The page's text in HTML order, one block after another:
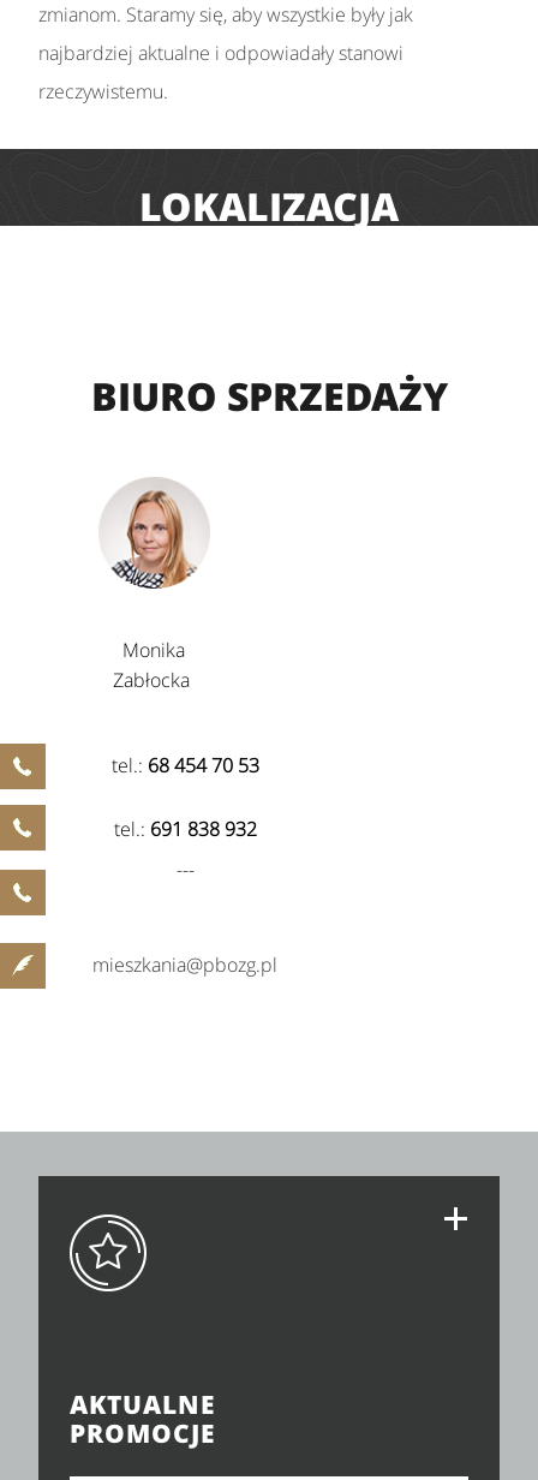
zmianom. Staramy się, aby wszystkie były jak
najbardziej aktualne i odpowiadały stanowi
rzeczywistemu.
LOKALIZACJA
BIURO SPRZEDAŻY
Monika
Zabłocka
tel.: 68 454 70 53
tel.: 691 838 932
---
mieszkania@pbozg.pl
AKTUALNE
PROMOCJE